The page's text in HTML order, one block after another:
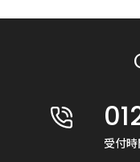
受付